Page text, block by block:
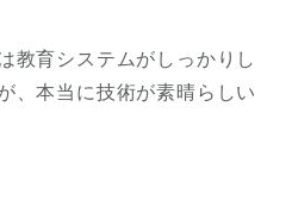
教育システムがしっかりし
、本当に技術が素晴らしい